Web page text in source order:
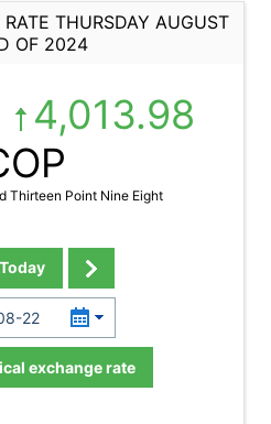
THURSDAY AUGUST
OF 2024
4,013.98
Thirteen Point Nine Eight
Today
exchange rate